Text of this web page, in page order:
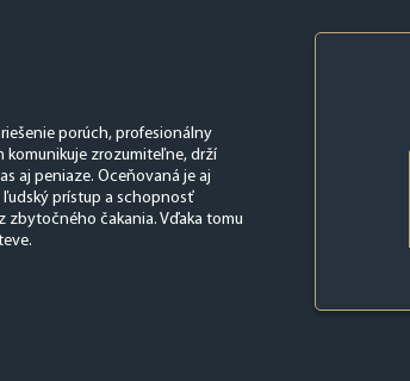
porúch, profesionálny
zrozumiteľne, drží
aj peniaze. Oceňovaná je aj
prístup a schopnosť
zbytočného čakania. Vďaka tomu